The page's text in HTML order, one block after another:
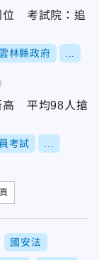
位 考試院：追
林縣政府
高 平均98人搶
考試
國安法